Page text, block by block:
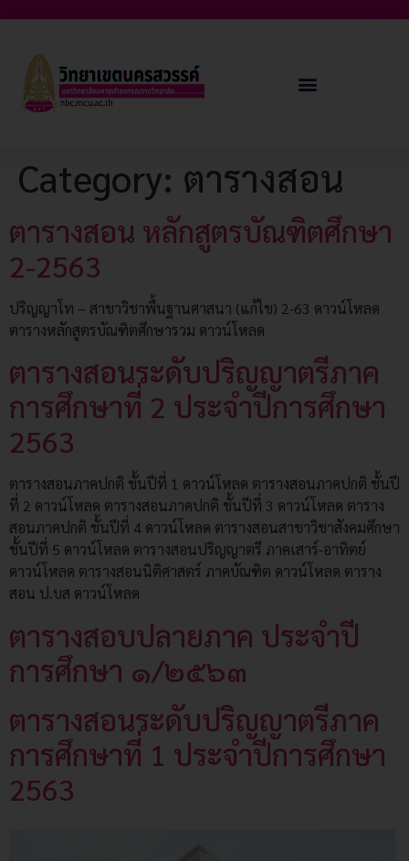
Category: ตารางสอน
ตารางสอน หลักสูตรบัณฑิตศึกษา
2-2563
ปริญญาโท – สาขาวิชาพื้นฐานศาสนา (แก้ไข) 2-63 ดาวน์โหลด
ตารางหลักสูตรบัณฑิตศึกษารวม ดาวน์โหลด
ตารางสอนระดับปริญญาตรีภาค
การศึกษาที่ 2 ประจำปีการศึกษา
2563
ตารางสอนภาคปกติ ชั้นปีที่ 1 ดาวน์โหลด ตารางสอนภาคปกติ ชั้นปี
ที่ 2 ดาวน์โหลด ตารางสอนภาคปกติ ชั้นปีที่ 3 ดาวน์โหลด ตาราง
สอนภาคปกติ ชั้นปีที่ 4 ดาวน์โหลด ตารางสอนสาขาวิชาสังคมศึกษา
ชั้นปีที่ 5 ดาวน์โหลด ตารางสอนปริญญาตรี ภาคเสาร์-อาทิตย์
ดาวน์โหลด ตารางสอนนิติศาสตร์ ภาคบัณฑิต ดาวน์โหลด ตาราง
สอน ป.บส ดาวน์โหลด
ตารางสอบปลายภาค ประจำปี
การศึกษา ๑/๒๕๖๓
ตารางสอนระดับปริญญาตรีภาค
การศึกษาที่ 1 ประจำปีการศึกษา
2563